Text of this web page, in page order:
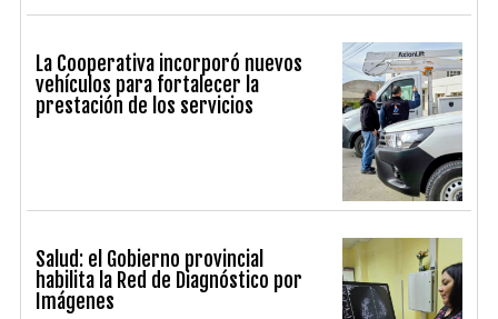
La Cooperativa incorporó nuevos
vehículos para fortalecer la
prestación de los servicios
Salud: el Gobierno provincial
habilita la Red de Diagnóstico por
Imágenes